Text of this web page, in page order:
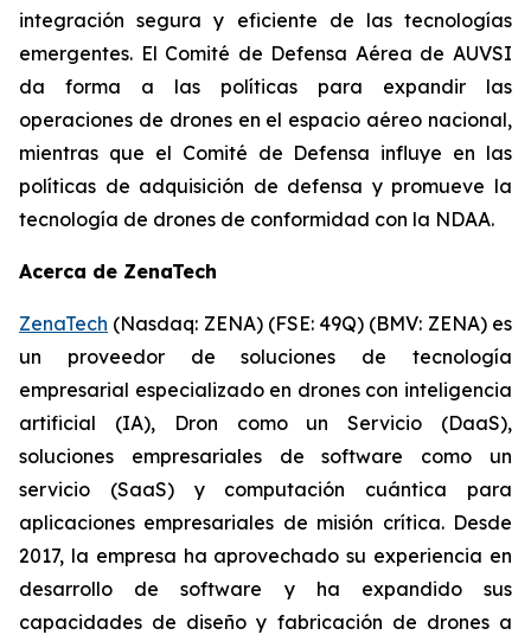
integración segura y eficiente de las tecnologías
emergentes. El Comité de Defensa Aérea de AUVSI
da forma a las políticas para expandir las
operaciones de drones en el espacio aéreo nacional,
mientras que el Comité de Defensa influye en las
políticas de adquisición de defensa y promueve la
tecnología de drones de conformidad con la NDAA.
Acerca de ZenaTech
ZenaTech (Nasdaq: ZENA) (FSE: 49Q) (BMV: ZENA) es
un proveedor de soluciones de tecnología
empresarial especializado en drones con inteligencia
artificial (IA), Dron como un Servicio (DaaS),
soluciones empresariales de software como un
servicio (SaaS) y computación cuántica para
aplicaciones empresariales de misión crítica. Desde
2017, la empresa ha aprovechado su experiencia en
desarrollo de software y ha expandido sus
capacidades de diseño y fabricación de drones a